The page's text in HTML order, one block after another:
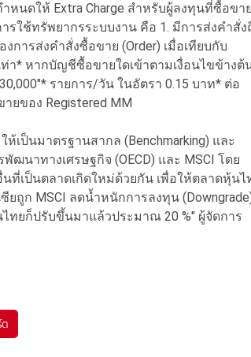
ำหนดให้ Extra Charge สำหรับผู้ลงทุนที่ซื้อขาย
รใช้ทรัพยากรระบบงาน คือ 1. มีการส่งคำสั่ง
การส่งคำสั่งซื้อขาย (Order) เมื่อเทียบกับ
ท่า* หากบัญชีซื้อขายใดเข้าตามเงื่อนไขข้างต้
รายการ/วัน ในอัตรา 0.15 บาท* ต่อ
ยของ Registered MM
เป็นมาตรฐานสากล (Benchmarking) และ
นาทางเศรษฐกิจ (OECD) และ MSCI โดย
ที่เป็นตลาดเกิดใหม่ด้วยกัน เพื่อให้ตลาดหุ้นไ
ถูก MSCI ลดน้ำหนักการลงทุน
ทยก็ปรับขึ้นมาแล้วประมาณ 20 %" ผู้จัดการ